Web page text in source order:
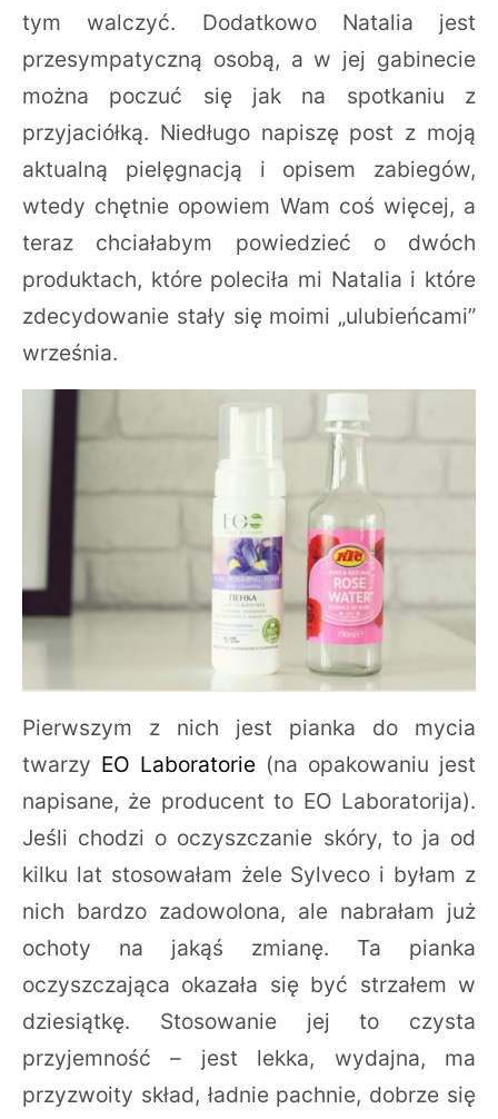
tym walczyć. Dodatkowo Natalia jest
przesympatyczną osobą, a w jej gabinecie
można poczuć się jak na spotkaniu z
przyjaciółką. Niedługo napiszę post z moją
aktualną pielęgnacją i opisem zabiegów,
wtedy chętnie opowiem Wam coś więcej, a
teraz chciałabym powiedzieć o dwóch
produktach, które poleciła mi Natalia i które
zdecydowanie stały się moimi „ulubieńcami”
września.
Pierwszym z nich jest pianka do mycia
twarzy EO Laboratorie (na opakowaniu jest
napisane, że producent to EO Laboratorija).
Jeśli chodzi o oczyszczanie skóry, to ja od
kilku lat stosowałam żele Sylveco i byłam z
nich bardzo zadowolona, ale nabrałam już
ochoty na jakąś zmianę. Ta pianka
oczyszczająca okazała się być strzałem w
dziesiątkę. Stosowanie jej to czysta
przyjemność – jest lekka, wydajna, ma
przyzwoity skład, ładnie pachnie, dobrze się